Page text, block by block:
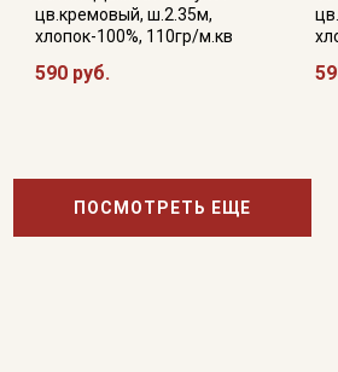
цв.кремовый, ш.2.35м,
хлопок-100%, 110гр/м.кв
590 руб.
ПОСМОТРЕТЬ ЕЩЕ